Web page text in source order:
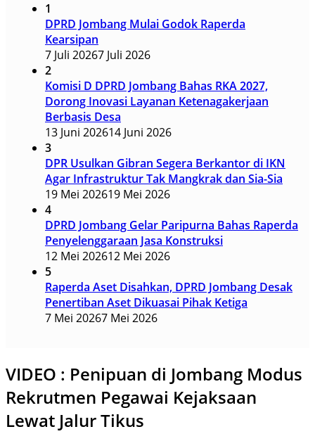
1
DPRD Jombang Mulai Godok Raperda
Kearsipan
7 Juli 20267 Juli 2026
2
Komisi D DPRD Jombang Bahas RKA 2027,
Dorong Inovasi Layanan Ketenagakerjaan
Berbasis Desa
13 Juni 202614 Juni 2026
3
DPR Usulkan Gibran Segera Berkantor di IKN
Agar Infrastruktur Tak Mangkrak dan Sia-Sia
19 Mei 202619 Mei 2026
4
DPRD Jombang Gelar Paripurna Bahas Raperda
Penyelenggaraan Jasa Konstruksi
12 Mei 202612 Mei 2026
5
Raperda Aset Disahkan, DPRD Jombang Desak
Penertiban Aset Dikuasai Pihak Ketiga
7 Mei 20267 Mei 2026
VIDEO : Penipuan di Jombang Modus
Rekrutmen Pegawai Kejaksaan
Lewat Jalur Tikus